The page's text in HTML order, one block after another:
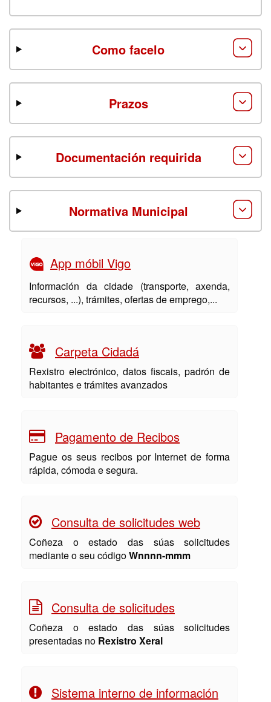
Como facelo
Prazos
Documentación requirida
Normativa Municipal
App móbil Vigo
Información da cidade (transporte, axenda,
recursos, ...), trámites, ofertas de emprego,...
Carpeta Cidadá
Rexistro electrónico, datos fiscais, padrón de
habitantes e trámites avanzados
Pagamento de Recibos
Pague os seus recibos por Internet de forma
rápida, cómoda e segura.
Consulta de solicitudes web
Coñeza o estado das súas solicitudes
mediante o seu códigoWnnnn-mmm
Consulta de solicitudes
Coñeza o estado das súas solicitudes
presentadas no Rexistro Xeral
Sistema interno de información